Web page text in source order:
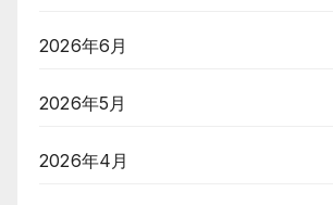
2026年6月
2026年5月
2026年4月